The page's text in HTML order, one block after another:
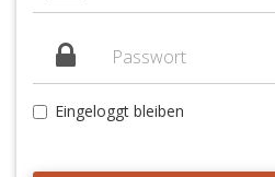
Eingeloggt bleiben